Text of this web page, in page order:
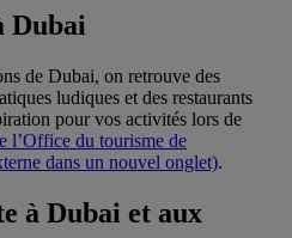
Dubai
de Dubai, on retrouve des
ludiques et des restaurants
pour vos activités lors de
l’Office du tourisme de
dans un nouvel onglet).
à Dubai et aux